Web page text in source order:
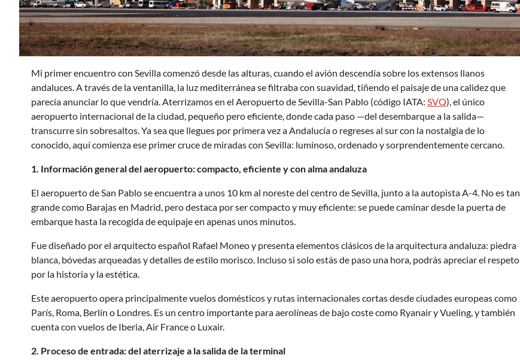
Mi primer encuentro con Sevilla comenzó desde las alturas, cuando el avión descendía sobre los extensos llanos
andaluces. A través de la ventanilla, la luz mediterránea se filtraba con suavidad, tiñendo el paisaje de una calidez que
parecía anunciar lo que vendría. Aterrizamos en el Aeropuerto de Sevilla-San Pablo (código IATA: SVQ), el único
aeropuerto internacional de la ciudad, pequeño pero eficiente, donde cada paso —del desembarque a la salida—
transcurre sin sobresaltos. Ya sea que llegues por primera vez a Andalucía o regreses al sur con la nostalgia de lo
conocido, aquí comienza ese primer cruce de miradas con Sevilla: luminoso, ordenado y sorprendentemente cercano.
1. Información general del aeropuerto: compacto, eficiente y con alma andaluza
El aeropuerto de San Pablo se encuentra a unos 10 km al noreste del centro de Sevilla, junto a la autopista A-4. No es tan
grande como Barajas en Madrid, pero destaca por ser compacto y muy eficiente: se puede caminar desde la puerta de
embarque hasta la recogida de equipaje en apenas unos minutos.
Fue diseñado por el arquitecto español Rafael Moneo y presenta elementos clásicos de la arquitectura andaluza: piedra
blanca, bóvedas arqueadas y detalles de estilo morisco. Incluso si solo estás de paso una hora, podrás apreciar el respeto
por la historia y la estética.
Este aeropuerto opera principalmente vuelos domésticos y rutas internacionales cortas desde ciudades europeas como
París, Roma, Berlín o Londres. Es un centro importante para aerolíneas de bajo coste como Ryanair y Vueling, y también
cuenta con vuelos de Iberia, Air France o Luxair.
2. Proceso de entrada: del aterrizaje a la salida de la terminal